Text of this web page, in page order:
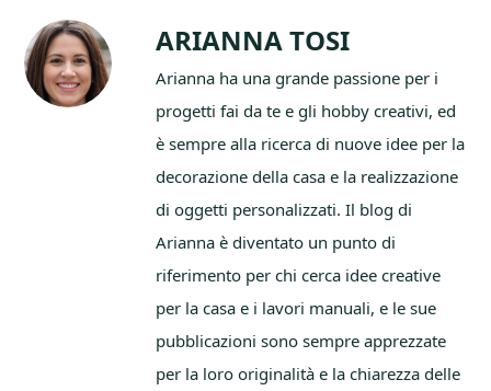
ARIANNA TOSI
Arianna ha una grande passione per i
progetti fai da te e gli hobby creativi, ed
è sempre alla ricerca di nuove idee per la
decorazione della casa e la realizzazione
di oggetti personalizzati. Il blog di
Arianna è diventato un punto di
riferimento per chi cerca idee creative
per la casa e i lavori manuali, e le sue
pubblicazioni sono sempre apprezzate
per la loro originalità e la chiarezza delle